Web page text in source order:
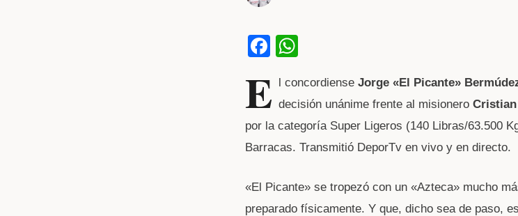
F
c
e
b
o
o
k
at
s
A
p
p
E l concordiense Jorge «El Picante»
decisión unánime frente al misionero Cristian
por la categoría Super Ligeros (140 Libras/63.500
Barracas. Transmitió DeporTv en vivo y en directo.
«El Picante» se tropezó con un «Azteca» mucho
preparado físicamente. Y que, dicho sea de paso,